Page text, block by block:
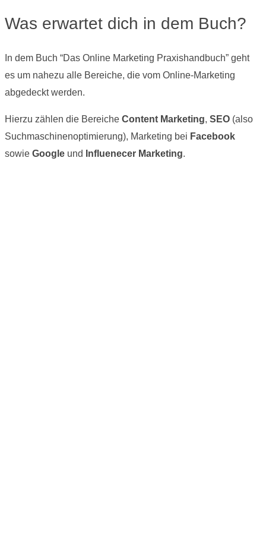
Was erwartet dich in dem Buch?
In dem Buch “Das Online Marketing Praxishandbuch” geht
es um nahezu alle Bereiche, die vom Online-Marketing
abgedeckt werden.
Hierzu zählen die Bereiche Content Marketing, SEO (also
Suchmaschinenoptimierung), Marketing bei Facebook
sowie Google und Influenecer Marketing.